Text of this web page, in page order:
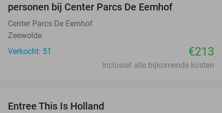
personen bij Center Parcs De Eemhof
Center Parcs De Eemhof
Zeewolde
Verkocht: 51
€213
Inclusief alle bijkomende kosten
Entree This Is Holland